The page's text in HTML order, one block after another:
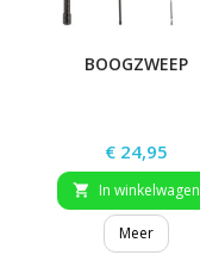
BOOGZWEEP
Prijs
€ 24,95
 In winkelwagen
Meer